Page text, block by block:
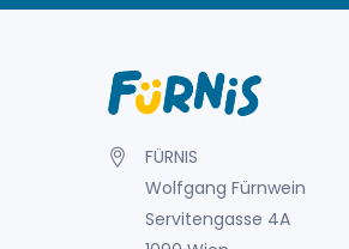
FÜRNIS
Wolfgang Fürnwein
Servitengasse 4A